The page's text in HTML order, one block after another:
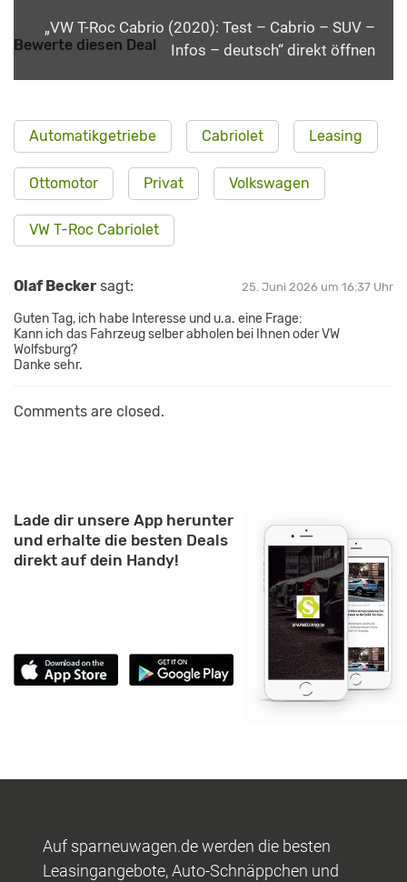
„VW T-Roc Cabrio (2020): Test – Cabrio – SUV –
Infos – deutsch“ direkt öffnen
Bewerte diesen Deal
Automatikgetriebe Cabriolet Leasing
Ottomotor Privat Volkswagen
VW T-Roc Cabriolet
Olaf Becker sagt: 25. Juni 2026 um 16:37 Uhr
Guten Tag, ich habe Interesse und u.a. eine Frage:
Kann ich das Fahrzeug selber abholen bei Ihnen oder VW
Wolfsburg?
Danke sehr.
Comments are closed.
Lade dir unsere App herunter
und erhalte die besten Deals
direkt auf dein Handy!
Auf sparneuwagen.de werden die besten
Leasingangebote, Auto-Schnäppchen und